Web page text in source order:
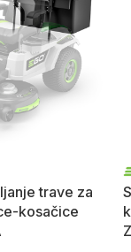
trave za
kosačice